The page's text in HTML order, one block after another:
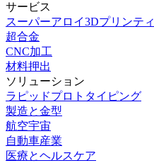
サービス
スーパーアロイ3Dプリンテ
超合金
CNC加工
材料押出
ソリューション
ラピッドプロトタイピング
製造と金型
航空宇宙
自動車産業
医療とヘルスケア